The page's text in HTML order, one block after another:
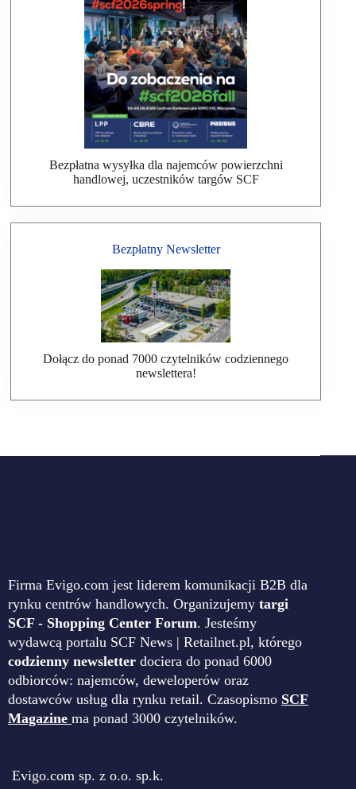
Bezpłatna wysyłka dla najemców powierzchni
handlowej, uczestników targów SCF
Bezpłatny Newsletter
Dołącz do ponad 7000 czytelników codziennego
newslettera!
Firma Evigo.com jest liderem komunikacji B2B dla
rynku centrów handlowych. Organizujemy targi
SCF - Shopping Center Forum. Jesteśmy
wydawcą portalu SCF News | Retailnet.pl, którego
codzienny newsletter dociera do ponad 6000
odbiorców: najemców, deweloperów oraz
dostawców usług dla rynku retail. Czasopismo SCF
Magazine ma ponad 3000 czytelników.
Evigo.com sp. z o.o. sp.k.